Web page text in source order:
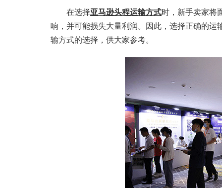
在选择亚马逊头程运输方式时，新手卖家将
响，并可能损失大量利润。因此，选择正确的
输方式的选择，供大家参考。